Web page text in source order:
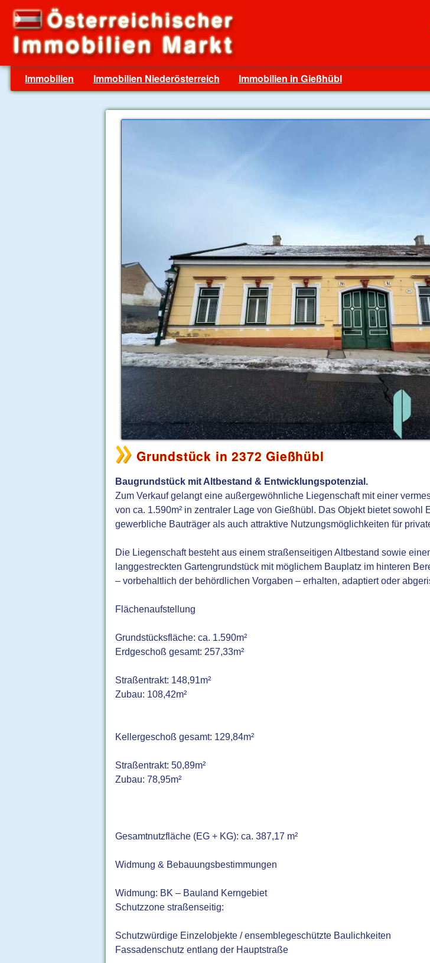
Immobilien Immobilien Niederösterreich Immobilien in Gießhübl
Grundstück in 2372 Gießhübl
Baugrundstück mit Altbestand & Entwicklungspotenzial.
Zum Verkauf gelangt eine außergewöhnliche Liegenschaft mit einer
von ca. 1.590m² in zentraler Lage von Gießhübl. Das Objekt bietet sowohl
gewerbliche Bauträger als auch attraktive Nutzungsmöglichkeiten für
Die Liegenschaft besteht aus einem straßenseitigen Altbestand sowie
langgestreckten Gartengrundstück mit möglichem Bauplatz im hinteren
– vorbehaltlich der behördlichen Vorgaben – erhalten, adaptiert oder
Flächenaufstellung
Grundstücksfläche: ca. 1.590m²
Erdgeschoß gesamt: 257,33m²
Straßentrakt: 148,91m²
Zubau: 108,42m²
Kellergeschoß gesamt: 129,84m²
Straßentrakt: 50,89m²
Zubau: 78,95m²
Gesamtnutzfläche (EG + KG): ca. 387,17 m²
Widmung & Bebauungsbestimmungen
Widmung: BK – Bauland Kerngebiet
Schutzzone straßenseitig:
Schutzwürdige Einzelobjekte / ensemblegeschützte Baulichkeiten
Fassadenschutz entlang der Hauptstraße